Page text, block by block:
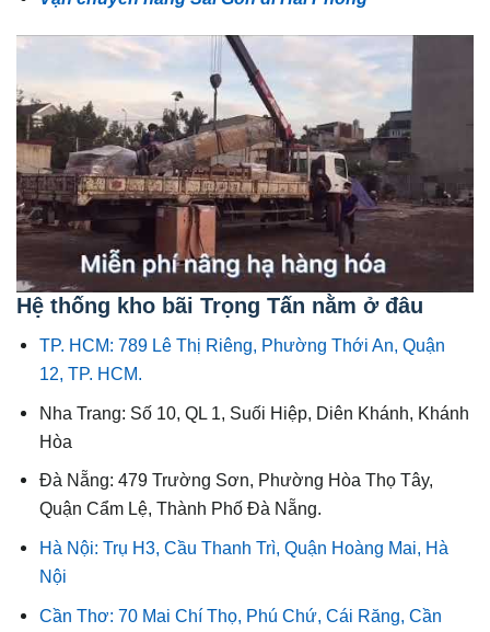
Hệ thống kho bãi Trọng Tấn nằm ở đâu
TP. HCM: 789 Lê Thị Riêng, Phường Thới An, Quận
12, TP. HCM.
Nha Trang: Số 10, QL 1, Suối Hiệp, Diên Khánh, Khánh
Hòa
Đà Nẵng: 479 Trường Sơn, Phường Hòa Thọ Tây,
Quận Cẩm Lệ, Thành Phố Đà Nẵng.
Hà Nội: Trụ H3, Cầu Thanh Trì, Quận Hoàng Mai, Hà
Nội
Cần Thơ: 70 Mai Chí Thọ, Phú Chứ, Cái Răng, Cần